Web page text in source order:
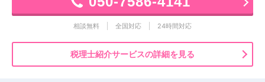
相談無料 全国対応 24時間対応
税理士紹介サービスの詳細を見る